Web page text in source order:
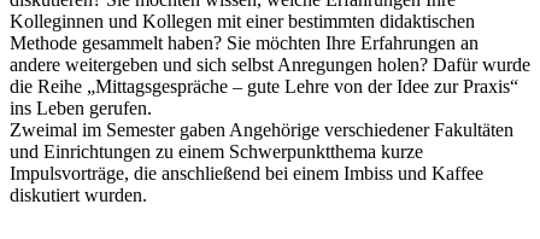
Kolleginnen und Kollegen mit einer bestimmten didaktischen
Methode gesammelt haben? Sie möchten Ihre Erfahrungen an
andere weitergeben und sich selbst Anregungen holen? Dafür wurde
die Reihe „Mittagsgespräche – gute Lehre von der Idee zur Praxis“
ins Leben gerufen.
Zweimal im Semester gaben Angehörige verschiedener Fakultäten
und Einrichtungen zu einem Schwerpunktthema kurze
Impulsvorträge, die anschließend bei einem Imbiss und Kaffee
diskutiert wurden.